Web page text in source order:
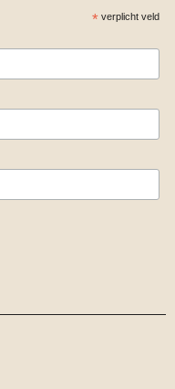
*verplicht veld